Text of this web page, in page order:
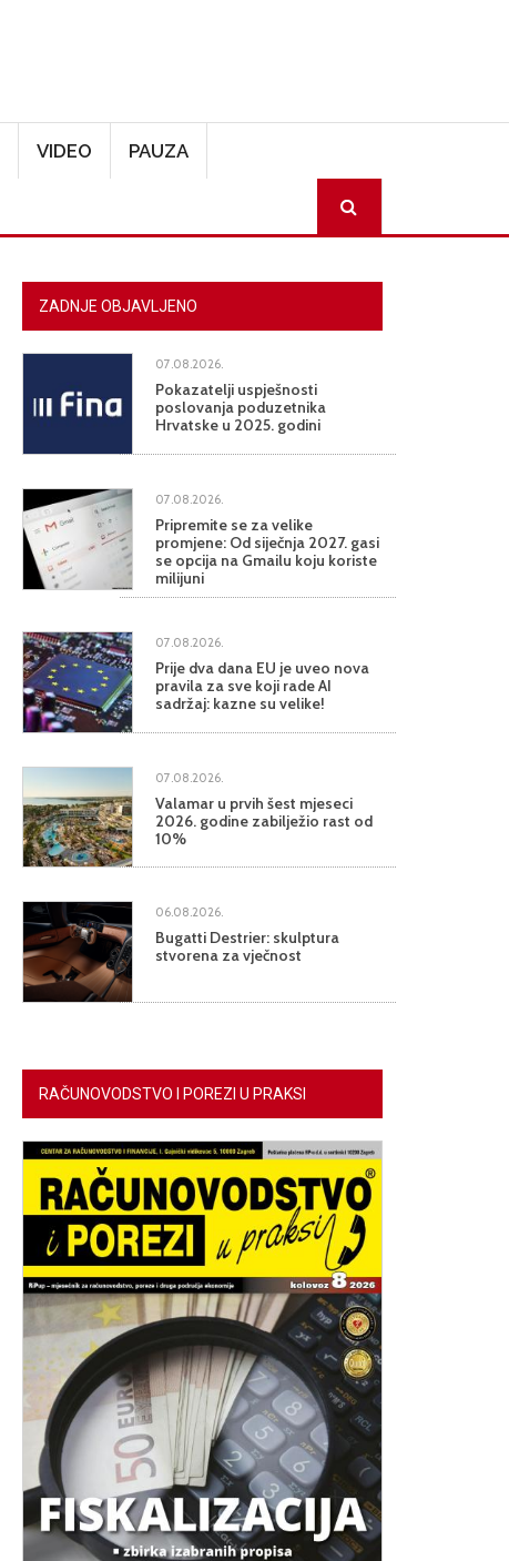
VIDEO PAUZA
ZADNJE OBJAVLJENO
07.08.2026.
Pokazatelji uspješnosti
poslovanja poduzetnika
Hrvatske u 2025. godini
07.08.2026.
Pripremite se za velike
promjene: Od siječnja 2027. gasi
se opcija na Gmailu koju koriste
milijuni
07.08.2026.
Prije dva dana EU je uveo nova
pravila za sve koji rade AI
sadržaj: kazne su velike!
07.08.2026.
Valamar u prvih šest mjeseci
2026. godine zabilježio rast od
10%
06.08.2026.
Bugatti Destrier: skulptura
stvorena za vječnost
RAČUNOVODSTVO I POREZI U PRAKSI